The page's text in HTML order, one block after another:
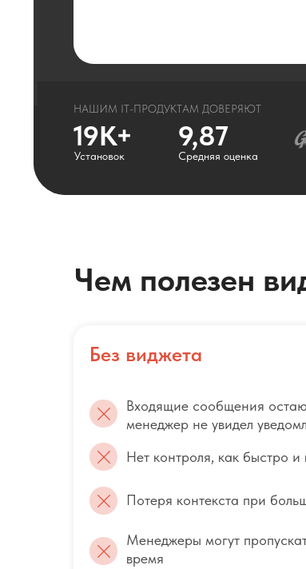
19K+
Установок
9,87
Средняя оценка
НАШИМ IT-ПРОДУКТАМ ДОВЕРЯЮТ
Чем полезен
Менеджеры могут
время
Потеря контекста при
Нет контроля, как быстро и
Входящие сообщения
менеджер не увидел
Без виджета